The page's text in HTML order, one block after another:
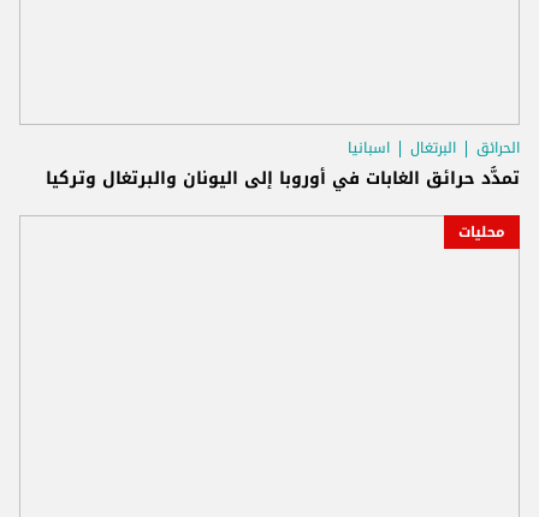
الحرائق البرتغال اسبانيا
تمدُّد حرائق الغابات في أوروبا إلى اليونان والبرتغال وتركيا
محليات